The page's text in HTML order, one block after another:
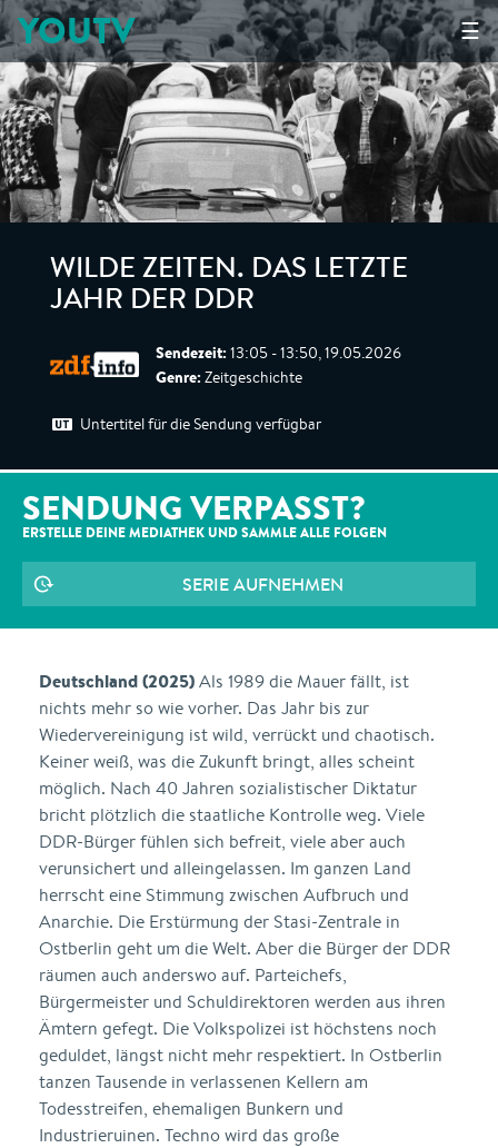
☰
YOUTV
WILDE ZEITEN. DAS LETZTE
JAHR DER DDR
Sendezeit: 13:05 - 13:50, 19.05.2026
Genre: Zeitgeschichte
Untertitel für die Sendung verfügbar
SENDUNG VERPASST?
ERSTELLE DEINE MEDIATHEK UND SAMMLE ALLE FOLGEN
SERIE AUFNEHMEN
Deutschland (2025)Als 1989 die Mauer fällt, ist
nichts mehr so wie vorher. Das Jahr bis zur
Wiedervereinigung ist wild, verrückt und chaotisch.
Keiner weiß, was die Zukunft bringt, alles scheint
möglich. Nach 40 Jahren sozialistischer Diktatur
bricht plötzlich die staatliche Kontrolle weg. Viele
DDR-Bürger fühlen sich befreit, viele aber auch
verunsichert und alleingelassen. Im ganzen Land
herrscht eine Stimmung zwischen Aufbruch und
Anarchie. Die Erstürmung der Stasi-Zentrale in
Ostberlin geht um die Welt. Aber die Bürger der DDR
räumen auch anderswo auf. Parteichefs,
Bürgermeister und Schuldirektoren werden aus ihren
Ämtern gefegt. Die Volkspolizei ist höchstens noch
geduldet, längst nicht mehr respektiert. In Ostberlin
tanzen Tausende in verlassenen Kellern am
Todesstreifen, ehemaligen Bunkern und
Industrieruinen. Techno wird das große